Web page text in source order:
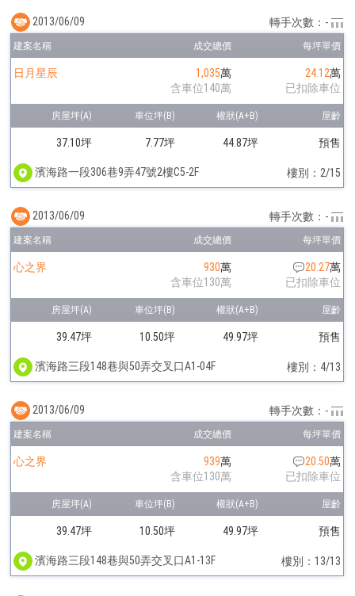
日月星辰 1,035萬
含車位140萬
24.12萬
已扣除車位
37.10坪 7.77坪 44.87坪 預售
濱海路一段306巷9弄47號2樓C5-2F 樓別：2/15
2013/06/09 轉手次數：-
心之界 930萬
含車位130萬
20.27萬
已扣除車位
39.47坪 10.50坪 49.97坪 預售
濱海路三段148巷與50弄交叉口A1-04F 樓別：4/13
2013/06/09 轉手次數：-
心之界 939萬
含車位130萬
20.50萬
已扣除車位
39.47坪 10.50坪 49.97坪 預售
濱海路三段148巷與50弄交叉口A1-13F 樓別：13/13
2013/06/09 轉手次數：-